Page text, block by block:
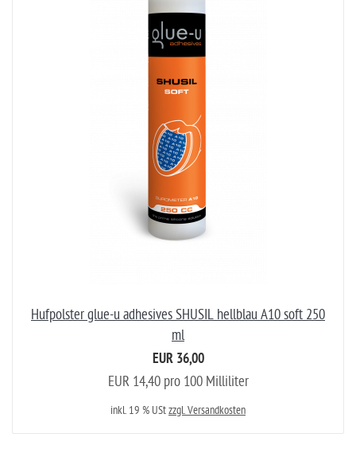
Hufpolster glue-u adhesives SHUSIL hellblau A10 soft 250
ml
EUR 36,00
EUR 14,40 pro 100 Milliliter
inkl. 19 % UStzzgl. Versandkosten